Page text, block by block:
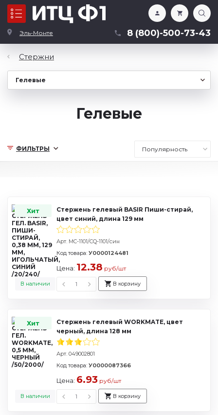
Эль-Монте 8 (800)-500-73-43
Каталог
ФИЛЬТРЫ
Стержни
Гелевые
Хит
Стержень гелевый BASIR Пиши-стирай,
цвет синий, длина 129 мм
Арт. MC-1101/CQ-1101/син
В наличии
Код товара: У0000124481
Цена: 12.38 руб/шт
В корзину
Хит
Стержень гелевый WORKMATE, цвет
черный, длина 128 мм
Арт. 049002801
В наличии
Код товара: У0000087366
Цена: 6.93 руб/шт
В корзину